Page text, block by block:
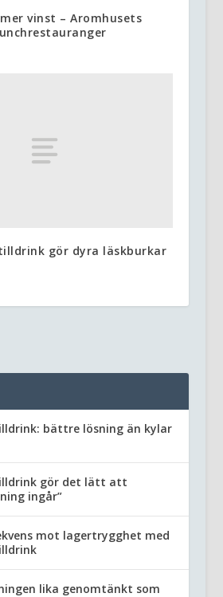
vinst – Aromhusets
gör dyra läskburkar
bättre lösning än kylar
gör det lätt att
ingår”
mot lagertrygghet med
lika genomtänkt som